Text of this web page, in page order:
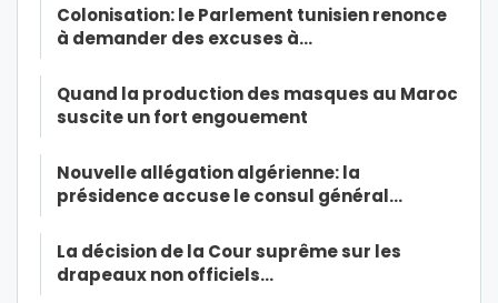
Colonisation: le Parlement tunisien renonce
à demander des excuses à…
Quand la production des masques au Maroc
suscite un fort engouement
Nouvelle allégation algérienne: la
présidence accuse le consul général…
La décision de la Cour suprême sur les
drapeaux non officiels…